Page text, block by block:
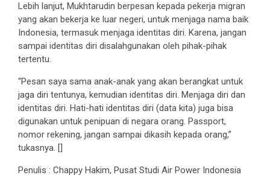
Lebih lanjut, Mukhtarudin berpesan kepada pekerja migran
yang akan bekerja ke luar negeri, untuk menjaga nama baik
Indonesia, termasuk menjaga identitas diri. Karena, jangan
sampai identitas diri disalahgunakan oleh pihak-pihak
tertentu.
“Pesan saya sama anak-anak yang akan berangkat untuk
jaga diri tentunya, kemudian identitas diri. Menjaga diri dan
identitas diri. Hati-hati identitas diri (data kita) juga bisa
digunakan untuk penipuan di negara orang. Passport,
nomor rekening, jangan sampai dikasih kepada orang,”
tukasnya. []
Penulis : Chappy Hakim, Pusat Studi Air Power Indonesia